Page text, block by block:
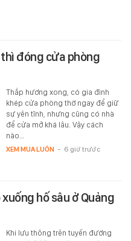
đóng cửa phòng
Thắp hương xong, có gia đình
khép cửa phòng thờ ngay để giữ
sự yên tĩnh, nhưng cũng có nhà
để cửa mở khá lâu. Vậy cách
nào…
XEM MUA LUÔN - 6 giờ trước
hố sâu ở Quảng
Khi lưu thông trên tuyến đường